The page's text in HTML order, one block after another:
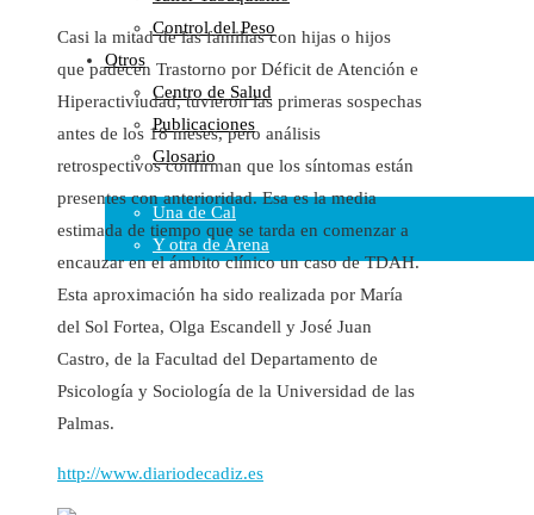
Vídeos
Cara Oscura Sanidad
Humor
Cal y Arena
Una de Cal
Y otra de Arena
Noticias Sanitarias
Enlaces
Newsletter
Control del Peso
Otros
Centro de Salud
Publicaciones
Glosario
Casi la mitad de las familias con hijas o hijos
que padecen Trastorno por Déficit de Atención e
Hiperactiviudad, tuvieron las primeras sospechas
antes de los 18 meses, pero análisis
retrospectivos confirman que los síntomas están
presentes con anterioridad. Esa es la media
estimada de tiempo que se tarda en comenzar a
encauzar en el ámbito clínico un caso de TDAH.
Esta aproximación ha sido realizada por María
del Sol Fortea, Olga Escandell y José Juan
Castro, de la Facultad del Departamento de
Psicología y Sociología de la Universidad de las
Palmas.
http://www.diariodecadiz.es